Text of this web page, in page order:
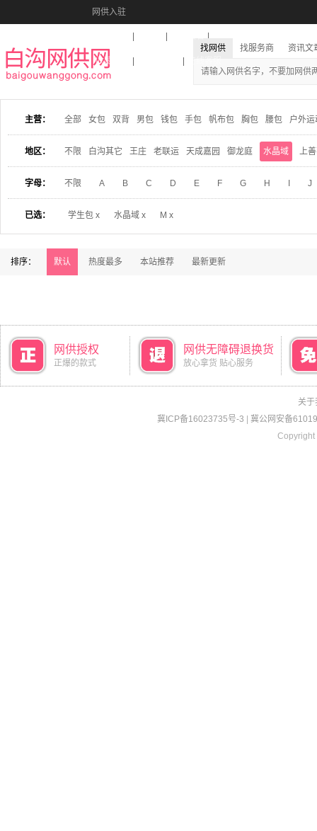
网供入驻
收藏本站
找网供 找服务商 资讯文
主营： 全部 女包 双背 男包 钱包 手包 帆布包 胸包 腰包 户外运
地区： 不限 白沟其它 王庄 老联运 天成嘉园 御龙庭 水晶域 上
字母： 不限 A B C D E F G H J
已选： 学生包 x 水晶域 x M x
排序： 默认 热度最多 本站推荐 最新更新
网供授权
正爆的款式
网供无障碍退换货
放心拿货 贴心服务
关于
冀ICP备16023735号-3
冀公网安备